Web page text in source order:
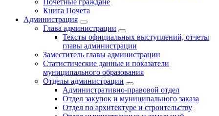
Почетные граждане
Книга Почета
Администрация
Глава администрации
Тексты официальных выступлений, отчеты
главы администрации
Заместитель главы администрации
Статистические данные и показатели
муниципального образования
Отделы администрации
Административно-правовой отдел
Отдел закупок и муниципального заказа
Отдел по архитектуре и строительству